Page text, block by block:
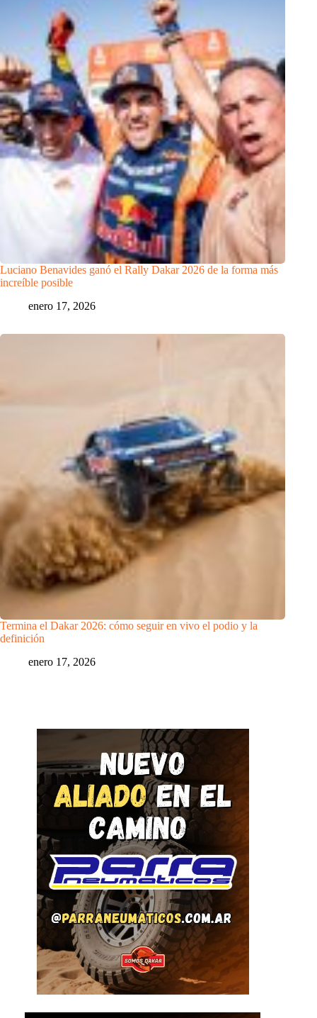
Luciano Benavides ganó el Rally Dakar 2026 de la forma más
increíble posible
enero 17, 2026
Termina el Dakar 2026: cómo seguir en vivo el podio y la
definición
enero 17, 2026